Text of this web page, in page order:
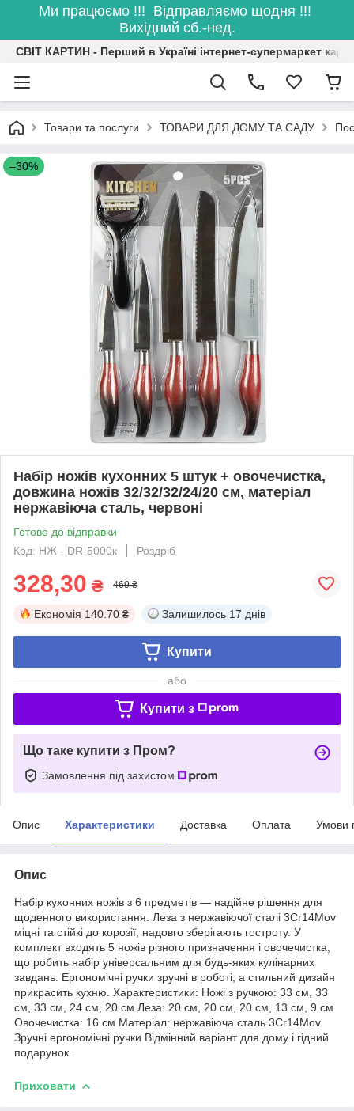
Ми працюємо !!! Відправляємо щодня !!!
Вихідний сб.-нед.
СВІТ КАРТИН - Перший в Україні інтернет-супермаркет
Товари та послуги ТОВАРИ ДЛЯ ДОМУ ТА САДУ
–30%
Набір ножів кухонних 5 штук + овочечистка,
довжина ножів 32/32/32/24/20 см, матеріал
нержавіюча сталь, червоні
Готово до відправки
Код: НЖ - DR-5000к
Роздріб
328,30 ₴ 469 ₴
Економія 140.70 ₴ Залишилось 17 днів
Купити
або
Купити з
Що таке купити з Пром?
Замовлення під захистом
Опис Характеристики Доставка Оплата Умови
Опис
Набір кухонних ножів з 6 предметів — надійне рішення для
щоденного використання. Леза з нержавіючої сталі 3Cr14Mov
міцні та стійкі до корозії, надовго зберігають гостроту. У
комплект входять 5 ножів різного призначення і овочечистка,
що робить набір універсальним для будь-яких кулінарних
завдань. Ергономічні ручки зручні в роботі, а стильний дизайн
прикрасить кухню. Характеристики: Ножі з ручкою: 33 см, 33
см, 33 см, 24 см, 20 см Леза: 20 см, 20 см, 20 см, 13 см, 9 см
Овочечистка: 16 см Матеріал: нержавіюча сталь 3Cr14Mov
Зручні ергономічні ручки Відмінний варіант для дому і гідний
подарунок.
Приховати